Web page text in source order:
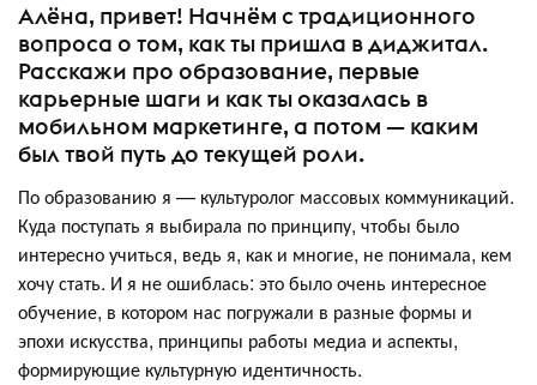
Алёна, привет! Начнём с традиционного
вопроса о том, как ты пришла в диджитал.
Расскажи про образование, первые
карьерные шаги и как ты оказалась в
мобильном маркетинге, а потом — каким
был твой путь до текущей роли.
По образованию я — культуролог массовых коммуникаций.
Куда поступать я выбирала по принципу, чтобы было
интересно учиться, ведь я, как и многие, не понимала, кем
хочу стать. И я не ошиблась: это было очень интересное
обучение, в котором нас погружали в разные формы и
эпохи искусства, принципы работы медиа и аспекты,
формирующие культурную идентичность.